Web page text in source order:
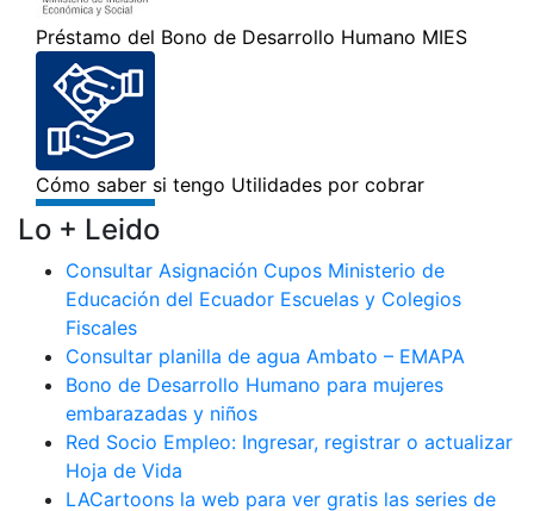
Lo + Leido
Consultar Asignación Cupos Ministerio de
Educación del Ecuador Escuelas y Colegios
Fiscales
Consultar planilla de agua Ambato – EMAPA
Bono de Desarrollo Humano para mujeres
embarazadas y niños
Red Socio Empleo: Ingresar, registrar o actualizar
Hoja de Vida
LACartoons la web para ver gratis las series de